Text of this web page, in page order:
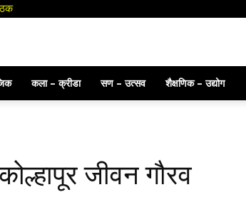
कला – क्रीडा सण – उत्सव शैक्षणिक – उद्योग
जीवन गौरव